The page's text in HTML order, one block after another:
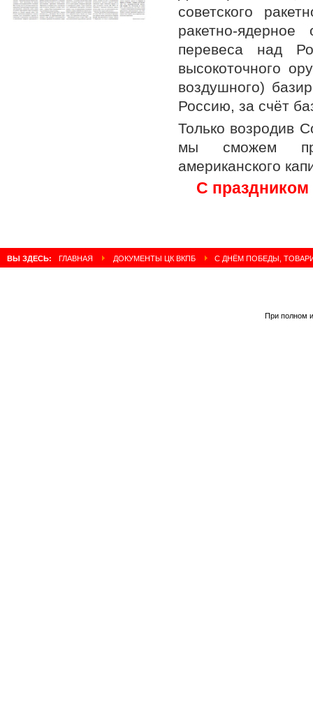
советского
ракетно-
перевеса над
высокоточного
воздушного)
Россию, за счёт
Только возродив
мы сможем
американского
С
ВЫ ЗДЕСЬ: ГЛАВНАЯ ДОКУМЕНТЫ ЦК ВКПБ С ДНЁМ ПОБЕДЫ,
При полном